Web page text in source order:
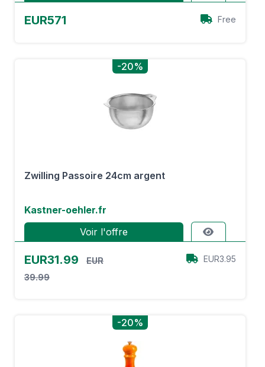
EUR571 Free
-20%
Zwilling Passoire 24cm argent
Kastner-oehler.fr
Voir l'offre
EUR31.99
EUR
39.99
EUR3.95
-20%